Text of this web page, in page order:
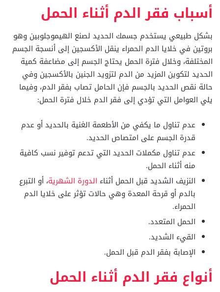
أسباب فقر الدم أثناء الحمل
بشكل طبيعي يستخدم جسمك الحديد لصنع الهيموجلوبين وهو
بروتين في خلايا الدم الحمراء ينقل الأكسجين إلى أنسجة الجسم
المختلفة، وخلال فترة الحمل يحتاج الجسم إلى مضاعفة كمية
الحديد لتكوين المزيد من الدم لتزويد الجنين بالأكسجين وفي
حالة نقص الحديد بالجسم فإن الحامل تصاب بفقر الدم، وفيما
يلي العوامل التي تؤدي إلى فقر الدم خلال فترة الحمل:
عدم تناول ما يكفي من الأطعمة الغنية بالحديد أو عدم
قدرة الجسم على امتصاص الحديد.
عدم تناول مكملات الحديد التي تدعم توفير نسب كافية
منه أثناء الحمل.
النزيف الشديد قبل الحمل أثناء الدورة الشهرية، أو التبرع
بالدم أو قرحة المعدة وهي حالات تؤثر على خلايا الدم
الحمراء.
الحمل المتعدد.
القيء الشديد.
الإصابة بفقر الدم قبل الحمل.
أنواع فقر الدم أثناء الحمل